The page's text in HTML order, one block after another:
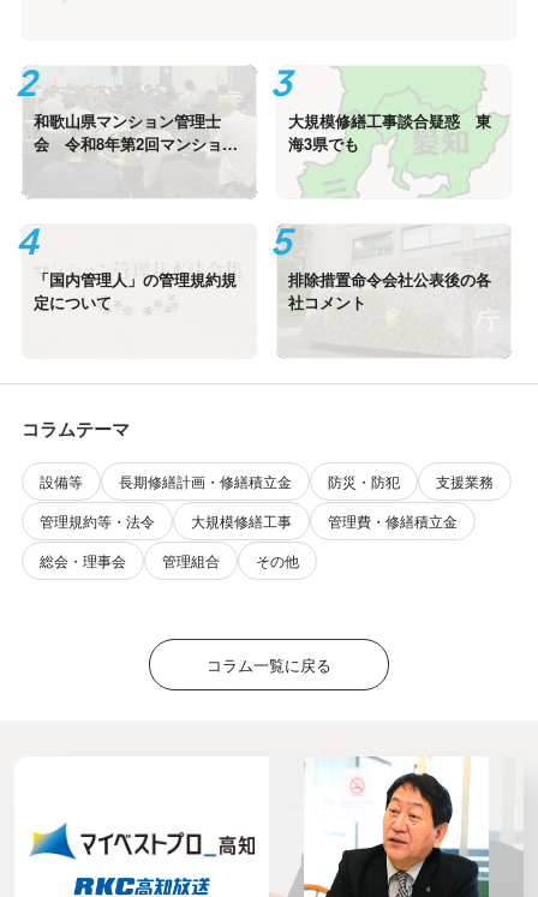
和歌山県マンション管理士
会 令和8年第2回マンション
管理セミナー
大規模修繕工事談合疑惑 東
海3県でも
「国内管理人」の管理規約規
定について
排除措置命令会社公表後の各
社コメント
コラムテーマ
設備等 長期修繕計画・修繕積立金 防災・防犯
支援業務
管理規約等・法令
大規模修繕工事
管理費・修繕積立金
総会・理事会
管理組合 その他
コラム一覧に戻る